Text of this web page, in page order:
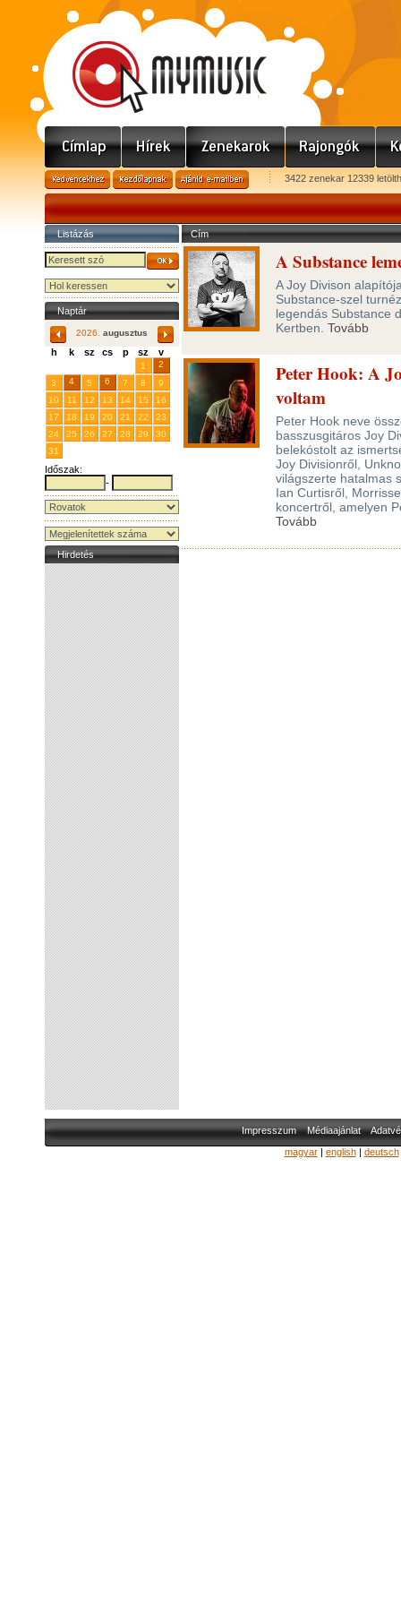
3422 zenekar 12339
Listázás
Naptár
2026. augusztus
h k sz cs p sz v
1
2
3
4 5 6 7 8
9
10
11 12 13 14 15
16
17
18 19 20 21 22
23
24
25 26 27 28 29
30
31
Időszak:
-
Hirdetés
Cím
A Substance
A Joy Divison
Substance-szel
legendás Substance
Kertben. Tovább
Peter Hook: A
voltam
Peter Hook neve
basszusgitáros Joy
belekóstolt az
Joy Divisionről,
világszerte hatalmas
Ian Curtisről,
koncertről, amelyen
Tovább
Impresszum Médiaajánlat
magyar| english| deutsch